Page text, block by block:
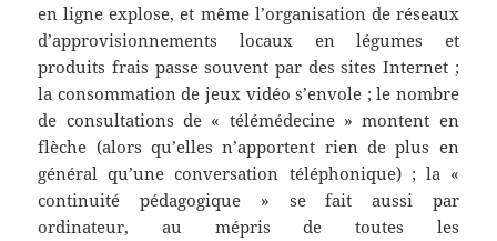
en ligne explose, et même l’organisation de réseaux
d’approvisionnements locaux en légumes et
produits frais passe souvent par des sites Internet ;
la consommation de jeux vidéo s’envole ; le nombre
de consultations de « télémédecine » montent en
flèche (alors qu’elles n’apportent rien de plus en
général qu’une conversation téléphonique) ; la «
continuité pédagogique » se fait aussi par
ordinateur, au mépris de toutes les